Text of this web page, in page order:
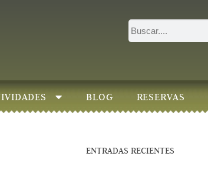
BLOG RESERVAS
ENTRADAS RECIENTES